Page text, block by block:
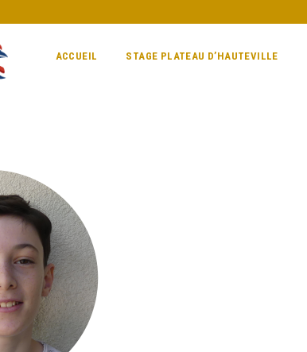
ACCUEIL STAGE PLATEAU D’HAUTEVILLE